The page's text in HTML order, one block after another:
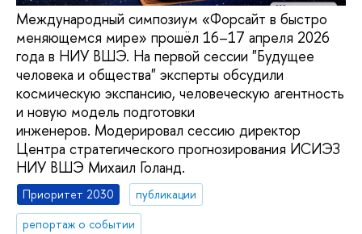
Международный симпозиум «Форсайт в быстро
меняющемся мире» прошёл 16–17 апреля 2026
года в НИУ ВШЭ. На первой сессии "Будущее
человека и общества" эксперты обсудили
космическую экспансию, человеческую агентность
и новую модель подготовки
инженеров. Модерировал сессию директор
Центра стратегического прогнозирования ИСИЭЗ
НИУ ВШЭ Михаил Голанд.
Приоритет 2030
публикации
репортаж о событии